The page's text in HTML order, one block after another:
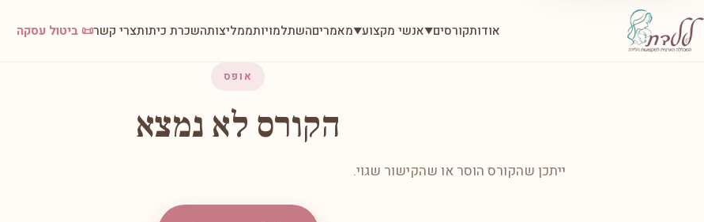
אודותקורסים▼אנשי מקצוע▼מאמריםהשתלמויותממליצותהשכרת כיתותצרי קשר📜 ביטול עסקה
אופס
הקורס לא נמצא
ייתכן שהקורס הוסר או שהקישור שגוי.